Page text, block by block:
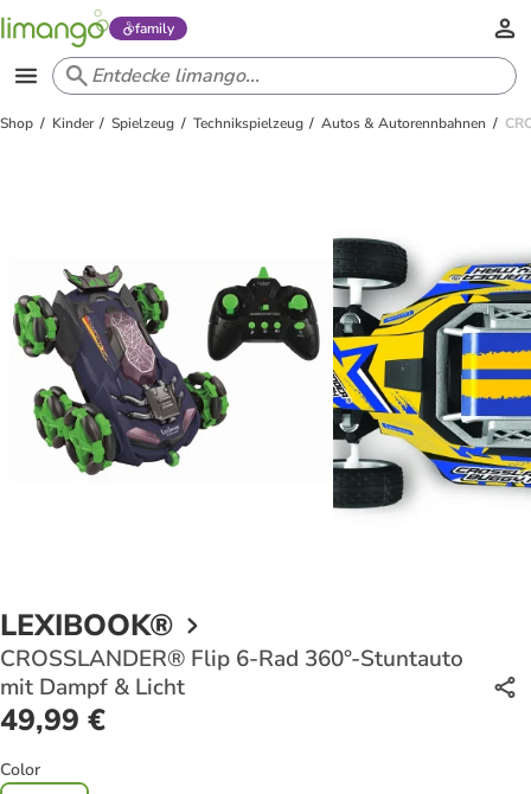
family
Shop Kinder Spielzeug Technikspielzeug Autos & Autorennbahnen
LEXIBOOK®
CROSSLANDER® Flip 6-Rad 360°-Stuntauto
mit Dampf & Licht
49,99 €
Color